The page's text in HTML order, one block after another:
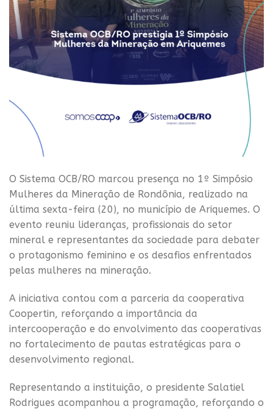
O Sistema OCB/RO marcou presença no 1º Simpósio
Mulheres da Mineração de Rondônia, realizado na
última sexta-feira (20), no município de Ariquemes. O
evento reuniu lideranças, profissionais do setor
mineral e representantes da sociedade para debater
o protagonismo feminino e os desafios enfrentados
pelas mulheres na mineração.
A iniciativa contou com a parceria da cooperativa
Coopertin, reforçando a importância da
intercooperação e do envolvimento das cooperativas
no fortalecimento de pautas estratégicas para o
desenvolvimento regional.
Representando a instituição, o presidente Salatiel
Rodrigues acompanhou a programação, reforçando o